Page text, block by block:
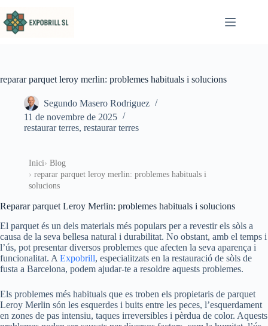
reparar parquet leroy merlin: problemes habituals i solucions
Segundo Masero Rodriguez
11 de novembre de 2025
restaurar terres, restaurar terres
Inici
Blog
reparar parquet leroy merlin: problemes habituals i
solucions
Reparar parquet Leroy Merlin: problemes habituals i solucions
El parquet és un dels materials més populars per a revestir els sòls a
causa de la seva bellesa natural i durabilitat. No obstant, amb el temps i
l’ús, pot presentar diversos problemes que afecten la seva aparença i
funcionalitat. A Expobrill, especialitzats en la restauració de sòls de
fusta a Barcelona, podem ajudar-te a resoldre aquests problemes.
Els problemes més habituals que es troben els propietaris de parquet
Leroy Merlin són les esquerdes i buits entre les peces, l’esquerdament
en zones de pas intensiu, taques irreversibles i pèrdua de color. Aquests